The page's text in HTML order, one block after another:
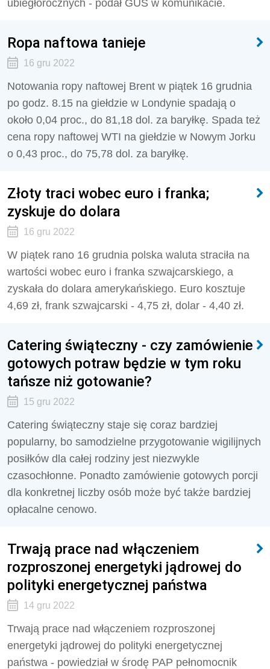
ubiegłorocznych - podał GUS w komunikacie.
Ropa naftowa tanieje
16 gru 2022
Notowania ropy naftowej Brent w piątek 16 grudnia
po godz. 8.15 na giełdzie w Londynie spadają o
około 0,04 proc., do 81,18 dol. za baryłkę. Spada też
cena ropy naftowej WTI na giełdzie w Nowym Jorku
o 0,43 proc., do 75,78 dol. za baryłkę.
Złoty traci wobec euro i franka;
zyskuje do dolara
16 gru 2022
W piątek rano 16 grudnia polska waluta straciła na
wartości wobec euro i franka szwajcarskiego, a
zyskała do dolara amerykańskiego. Euro kosztuje
4,69 zł, frank szwajcarski - 4,75 zł, dolar - 4,40 zł.
Catering świąteczny - czy zamówienie
gotowych potraw będzie w tym roku
tańsze niż gotowanie?
15 gru 2022
Catering świąteczny staje się coraz bardziej
popularny, bo samodzielne przygotowanie wigilijnych
posiłków dla całej rodziny jest niezwykle
czasochłonne. Ponadto zamówienie gotowych porcji
dla konkretnej liczby osób może być także bardziej
opłacalne cenowo.
Trwają prace nad włączeniem
rozproszonej energetyki jądrowej do
polityki energetycznej państwa
14 gru 2022
Trwają prace nad włączeniem rozproszonej
energetyki jądrowej do polityki energetycznej
państwa - powiedział w środę PAP pełnomocnik